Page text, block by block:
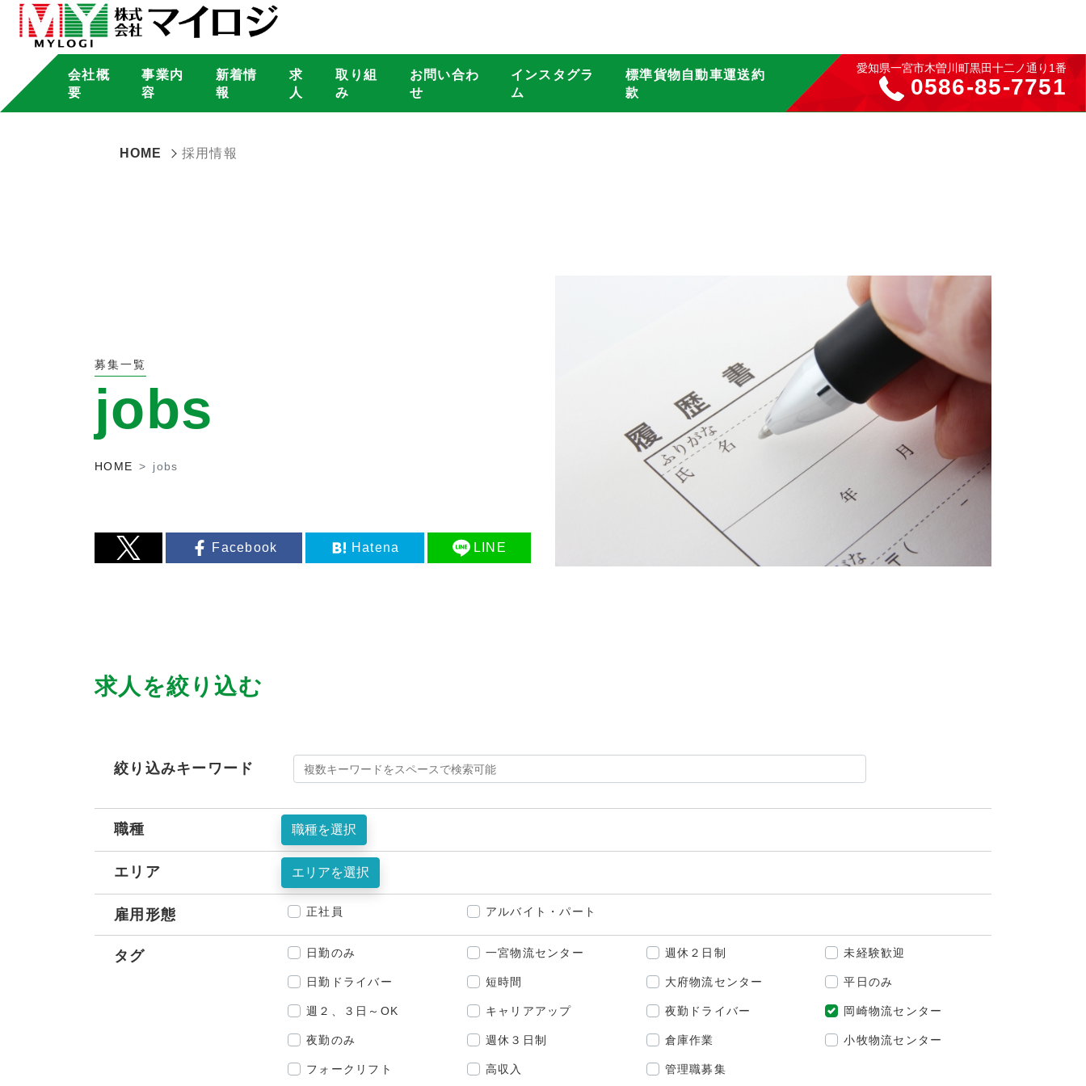
会社概
要
事業内
容
新着情
報
求
人
取り組
み
お問い合わ
せ
インスタグラ
ム
標準貨物自動車運送約
款
愛知県一宮市木曽川町黒田十二ノ通り1番
0586-85-7751
HOME 採用情報
募集一覧
jobs
HOME jobs
Facebook Hatena LINE
求人を絞り込む
絞り込みキーワード
職種 職種を選択
エリア エリアを選択
雇用形態 正社員 アルバイト・パート
タグ 日勤のみ 一宮物流センター 週休２日制 未経験歓迎
日勤ドライバー 短時間 大府物流センター 平日のみ
週２、３日～OK キャリアアップ 夜勤ドライバー 岡崎物流センター
夜勤のみ 週休３日制 倉庫作業 小牧物流センター
フォークリフト 高収入 管理職募集